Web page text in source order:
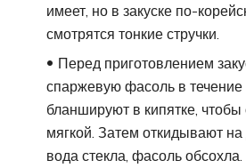
имеет, но в закуске по-
смотрятся тонкие стручки.
Перед приготовлением
спаржевую фасоль в течение
бланшируют в кипятке,
мягкой. Затем откидывают
вода стекла, фасоль